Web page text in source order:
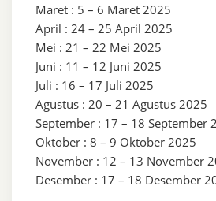
Maret : 5 – 6 Maret 2025
April : 24 – 25 April 2025
Mei : 21 – 22 Mei 2025
Juni : 11 – 12 Juni 2025
Juli : 16 – 17 Juli 2025
Agustus : 20 – 21 Agustus 2025
September : 17 – 18 September
Oktober : 8 – 9 Oktober 2025
November : 12 – 13 November
Desember : 17 – 18 Desember